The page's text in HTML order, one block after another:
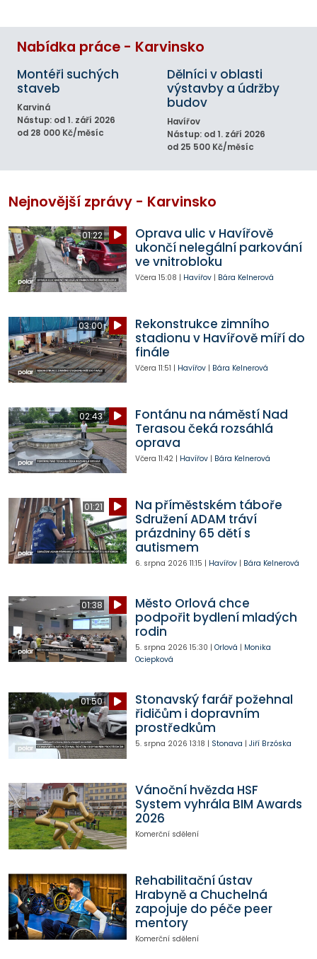
Nabídka práce - Karvinsko
Montéři suchých
staveb
Karviná
Nástup: od 1. září 2026
od 28 000 Kč/měsíc
Dělníci v oblasti
výstavby a údržby
budov
Havířov
Nástup: od 1. září 2026
od 25 500 Kč/měsíc
Nejnovější zprávy - Karvinsko
01:22
Oprava ulic v Havířově
ukončí nelegální parkování
ve vnitrobloku
Včera 15:08 | Havířov| Bára Kelnerová
03:00
Rekonstrukce zimního
stadionu v Havířově míří do
finále
Včera 11:51 | Havířov| Bára Kelnerová
02:43
Fontánu na náměstí Nad
Terasou čeká rozsáhlá
oprava
Včera 11:42| Havířov| Bára Kelnerová
01:21
Na příměstském táboře
Sdružení ADAM tráví
prázdniny 65 dětí s
autismem
6. srpna 2026 11:15 | Havířov| Bára Kelnerová
01:38
Město Orlová chce
podpořit bydlení mladých
rodin
5. srpna 2026 15:30 | Orlová | Monika
Ociepková
01:50
Stonavský farář požehnal
řidičům i dopravním
prostředkům
5. srpna 2026 13:18 | Stonava | Jiří Brzóska
Vánoční hvězda HSF
System vyhrála BIM Awards
2026
Komerční sdělení
Rehabilitační ústav
Hrabyně a Chuchelná
zapojuje do péče peer
mentory
Komerční sdělení